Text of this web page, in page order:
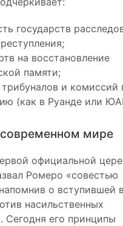
государств
на восстановление
памяти;
и комиссий
(как в Руанде или
современном мире
официальной
Ромеро «совестью
о вступившей
насильственных
Сегодня его принципы